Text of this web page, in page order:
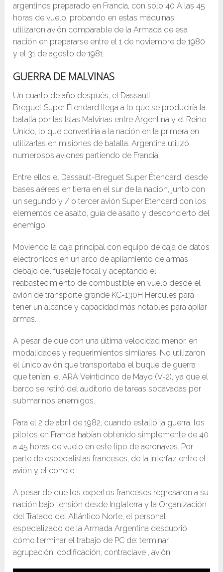
argentinos preparado en Francia, con sólo 40 A las 45
horas de vuelo, probando en estas máquinas,
utilizaron avión comparable de la Armada de esa
nación en prepararse entre el 1 de noviembre de 1980
y el 31 de agosto de 1981.
GUERRA DE MALVINAS
Un cuarto de año después, el Dassault-
Breguet Super Étendard llega a lo que se produciría la
batalla por las Islas Malvinas entre Argentina y el Reino
Unido, lo que convertiría a la nación en la primera en
utilizarlas en misiones de batalla. Argentina utilizó
numerosos aviones partiendo de Francia.
Entre ellos el Dassault-Breguet Super Étendard, desde
bases aéreas en tierra en el sur de la nación, junto con
un segundo y / o tercer avión Super Etendard con los
elementos de asalto, guía de asalto y desconcierto del
enemigo.
Moviendo la caja principal con equipo de caja de datos
electrónicos en un arco de apilamiento de armas
debajo del fuselaje focal y aceptando el
reabastecimiento de combustible en vuelo desde el
avión de transporte grande KC-130H Hercules para
tener un alcance y capacidad más notables para apilar
armas.
A pesar de que con una última velocidad menor, en
modalidades y requerimientos similares. No utilizaron
el único avión que transportaba el buque de guerra
que tenían, el ARA Veinticinco de Mayo (V-2), ya que el
barco se retiró del auditorio de tareas socavadas por
submarinos enemigos.
Para el 2 de abril de 1982, cuando estalló la guerra, los
pilotos en Francia habían obtenido simplemente de 40
a 45 horas de vuelo en este tipo de aeronaves. Por
parte de especialistas franceses, de la interfaz entre el
avión y el cohete.
A pesar de que los expertos franceses regresaron a su
nación bajo tensión desde Inglaterra y la Organización
del Tratado del Atlántico Norte, el personal
especializado de la Armada Argentina descubrió
cómo terminar el trabajo de PC de: terminar
agrupación, codificación, contraclave , avión.